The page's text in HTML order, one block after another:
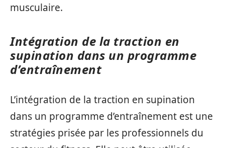
musculaire.
Intégration de la traction en
supination dans un programme
d’entraînement
L’intégration de la traction en supination
dans un programme d’entraînement est une
stratégies prisée par les professionnels du